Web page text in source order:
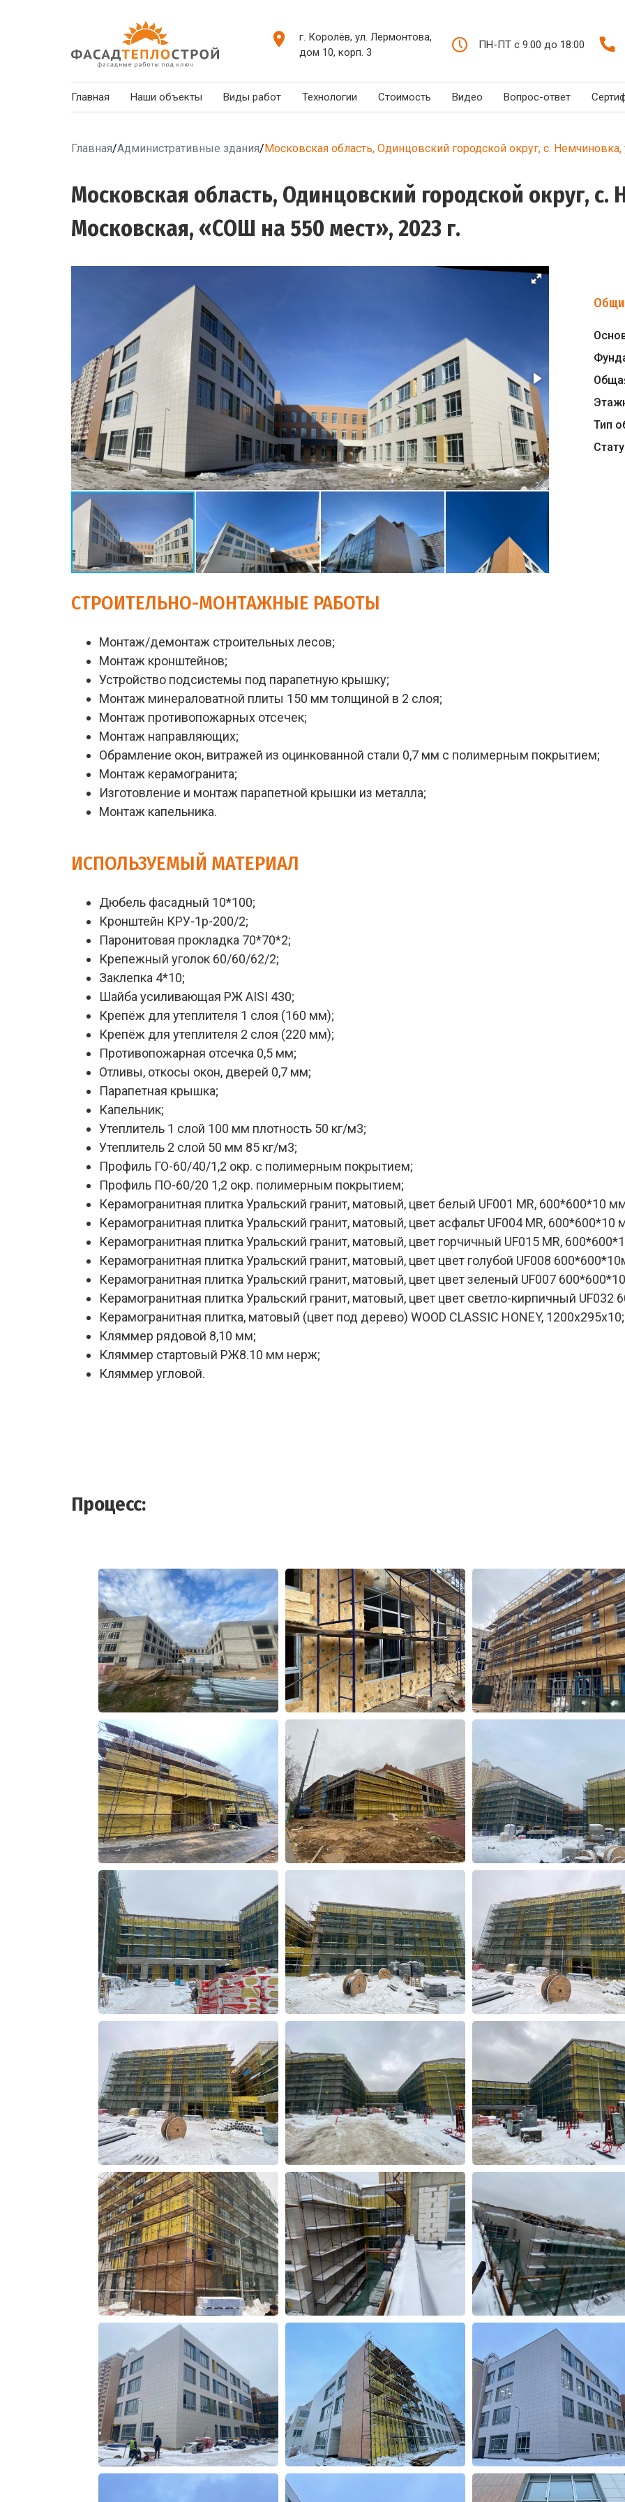
г. Королёв, ул. Лермонтова,
дом 10, корп. 3
ПН-ПТ с 9:00 до 18:00
Главная Наши объекты Виды работ Технологии Стоимость Видео Вопрос-ответ
Главная/Административные здания/Московская область, Одинцовский городской округ, с.
Московская область, Одинцовский городской округ, с.
Московская, «СОШ на 550 мест», 2023 г.
Тип
СТРОИТЕЛЬНО-МОНТАЖНЫЕ РАБОТЫ
Монтаж/демонтаж строительных лесов;
Монтаж кронштейнов;
Устройство подсистемы под парапетную крышку;
Монтаж минераловатной плиты 150 мм толщиной в 2 слоя;
Монтаж противопожарных отсечек;
Монтаж направляющих;
Обрамление окон, витражей из оцинкованной стали 0,7 мм с полимерным покрытием;
Монтаж керамогранита;
Изготовление и монтаж парапетной крышки из металла;
Монтаж капельника.
ИСПОЛЬЗУЕМЫЙ МАТЕРИАЛ
Дюбель фасадный 10*100;
Кронштейн КРУ-1р-200/2;
Паронитовая прокладка 70*70*2;
Крепежный уголок 60/60/62/2;
Заклепка 4*10;
Шайба усиливающая РЖ AISI 430;
Крепёж для утеплителя 1 слоя (160 мм);
Крепёж для утеплителя 2 слоя (220 мм);
Противопожарная отсечка 0,5 мм;
Отливы, откосы окон, дверей 0,7 мм;
Парапетная крышка;
Капельник;
Утеплитель 1 слой 100 мм плотность 50 кг/м3;
Утеплитель 2 слой 50 мм 85 кг/м3;
Профиль ГО-60/40/1,2 окр. с полимерным покрытием;
Профиль ПО-60/20 1,2 окр. полимерным покрытием;
Керамогранитная плитка Уральский гранит, матовый, цвет белый UF001 MR, 600*600*10
Керамогранитная плитка Уральский гранит, матовый, цвет асфальт UF004 MR, 600*600*10
Керамогранитная плитка Уральский гранит, матовый, цвет горчичный UF015 MR,
Керамогранитная плитка Уральский гранит, матовый, цвет цвет голубой UF008
Керамогранитная плитка Уральский гранит, матовый, цвет цвет зеленый UF007
Керамогранитная плитка Уральский гранит, матовый, цвет цвет светло-кирпичный UF032
Керамогранитная плитка, матовый (цвет под дерево) WOOD CLASSIC HONEY, 1200х295х10;
Кляммер рядовой 8,10 мм;
Кляммер стартовый РЖ8.10 мм нерж;
Кляммер угловой.
Процесс: